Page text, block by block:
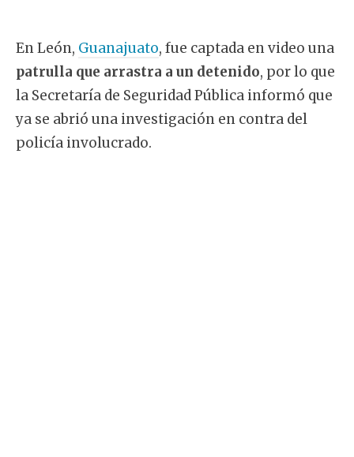
En León, Guanajuato, fue captada en video una
patrulla que arrastra a un detenido, por lo que
la Secretaría de Seguridad Pública informó que
ya se abrió una investigación en contra del
policía involucrado.